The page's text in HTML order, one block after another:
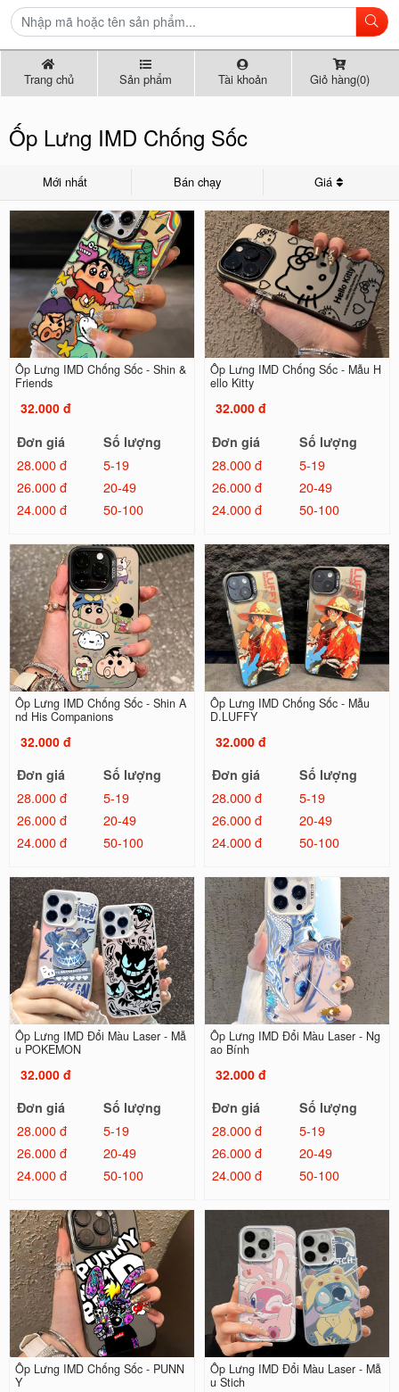
Trang chủ Sản phẩm Tài khoản Giỏ hàng(0)
Ốp Lưng IMD Chống Sốc
Mới nhất Bán chạy Giá
Ốp Lưng IMD Chống Sốc - Shin &
Friends
32.000 đ
Đơn giá
Số lượng
28.000 đ
5-19
26.000 đ
20-49
24.000 đ
50-100
Ốp Lưng IMD Chống Sốc - Mẫu H
ello Kitty
32.000 đ
Đơn giá
Số lượng
28.000 đ
5-19
26.000 đ
20-49
24.000 đ
50-100
Ốp Lưng IMD Chống Sốc - Shin A
nd His Companions
32.000 đ
Đơn giá
Số lượng
28.000 đ
5-19
26.000 đ
20-49
24.000 đ
50-100
Ốp Lưng IMD Chống Sốc - Mẫu
D.LUFFY
32.000 đ
Đơn giá
Số lượng
28.000 đ
5-19
26.000 đ
20-49
24.000 đ
50-100
Ốp Lưng IMD Đổi Màu Laser - Mẫ
u POKEMON
32.000 đ
Đơn giá
Số lượng
28.000 đ
5-19
26.000 đ
20-49
24.000 đ
50-100
Ốp Lưng IMD Đổi Màu Laser - Ng
ao Bính
32.000 đ
Đơn giá
Số lượng
28.000 đ
5-19
26.000 đ
20-49
24.000 đ
50-100
Ốp Lưng IMD Chống Sốc - PUNN
Y
Ốp Lưng IMD Đổi Màu Laser - Mẫ
u Stich